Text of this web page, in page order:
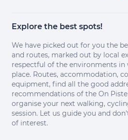
Explore the best spots!
We have picked out for you the
and routes, marked out by local
respectful of the environments in
place. Routes, accommodation,
equipment, find all the good
recommendations of the On
organise your next walking,
session. Let us guide you and
of interest.